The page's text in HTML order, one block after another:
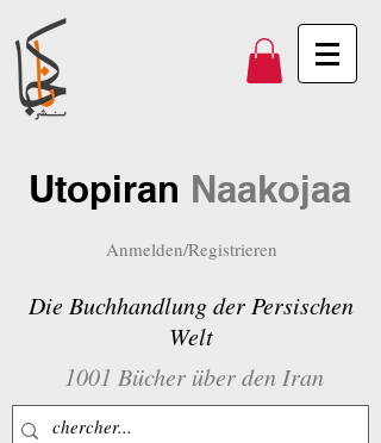
Utopiran Naakojaa
Anmelden/Registrieren
Die Buchhandlung der Persischen
Welt
1001 Bücher über den Iran